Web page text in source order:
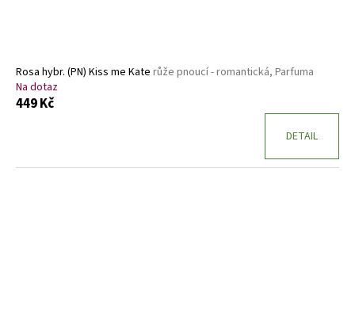
Rosa hybr. (PN) Kiss me Kate růže pnoucí - romantická, Parfuma
Na dotaz
449 Kč
DETAIL